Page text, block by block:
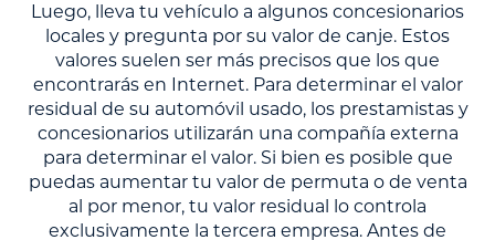
Luego, lleva tu vehículo a algunos concesionarios
locales y pregunta por su valor de canje. Estos
valores suelen ser más precisos que los que
encontrarás en Internet. Para determinar el valor
residual de su automóvil usado, los prestamistas y
concesionarios utilizarán una compañía externa
para determinar el valor. Si bien es posible que
puedas aumentar tu valor de permuta o de venta
al por menor, tu valor residual lo controla
exclusivamente la tercera empresa. Antes de